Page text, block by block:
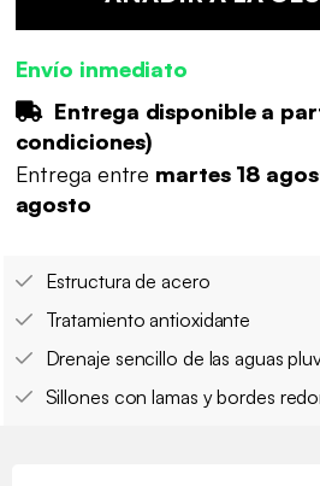
Envío inmediato
Entrega disponible a
condiciones)
Entrega entre martes 18
agosto
Estructura de acero
Tratamiento antioxidante
Drenaje sencillo de las aguas
Sillones con lamas y bordes